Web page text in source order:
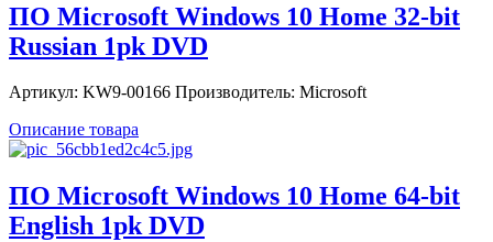
ПО Microsoft Windows 10 Home 32-bit
Russian 1pk DVD
Артикул: KW9-00166 Производитель: Microsoft
Описание товара
ПО Microsoft Windows 10 Home 64-bit
English 1pk DVD